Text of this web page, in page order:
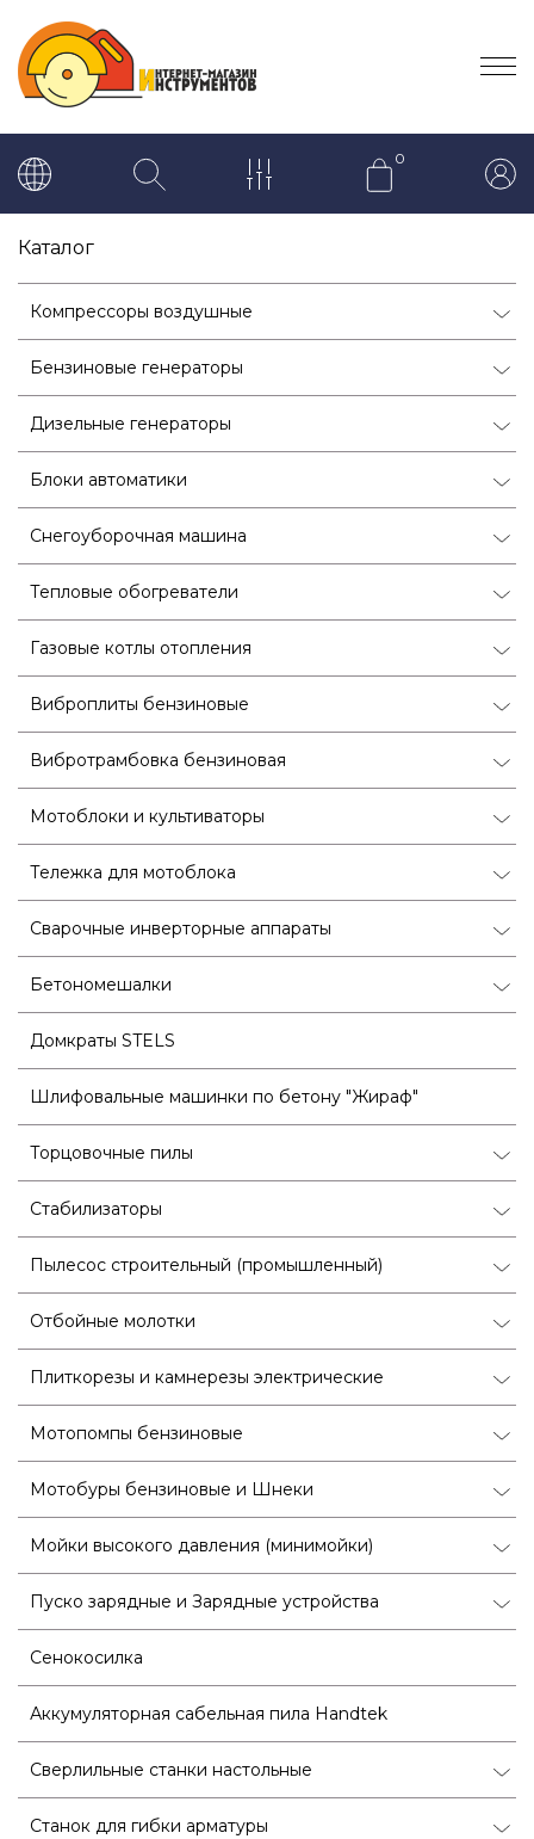
0
Каталог
Компрессоры воздушные
Бензиновые генераторы
Дизельные генераторы
Блоки автоматики
Снегоуборочная машина
Тепловые обогреватели
Газовые котлы отопления
Виброплиты бензиновые
Вибротрамбовка бензиновая
Мотоблоки и культиваторы
Тележка для мотоблока
Сварочные инверторные аппараты
Бетономешалки
Домкраты STELS
Шлифовальные машинки по бетону "Жираф"
Торцовочные пилы
Стабилизаторы
Пылесос строительный (промышленный)
Отбойные молотки
Плиткорезы и камнерезы электрические
Мотопомпы бензиновые
Мотобуры бензиновые и Шнеки
Мойки высокого давления (минимойки)
Пуско зарядные и Зарядные устройства
Сенокосилка
Аккумуляторная сабельная пила Handtek
Сверлильные станки настольные
Станок для гибки арматуры